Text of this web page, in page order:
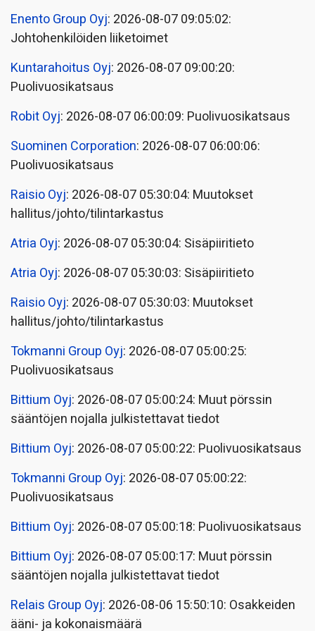
Enento Group Oyj: 2026-08-07 09:05:02:
Johtohenkilöiden liiketoimet
Kuntarahoitus Oyj: 2026-08-07 09:00:20:
Puolivuosikatsaus
Robit Oyj: 2026-08-07 06:00:09: Puolivuosikatsaus
Suominen Corporation: 2026-08-07 06:00:06:
Puolivuosikatsaus
Raisio Oyj: 2026-08-07 05:30:04: Muutokset
hallitus/johto/tilintarkastus
Atria Oyj: 2026-08-07 05:30:04: Sisäpiiritieto
Atria Oyj: 2026-08-07 05:30:03: Sisäpiiritieto
Raisio Oyj: 2026-08-07 05:30:03: Muutokset
hallitus/johto/tilintarkastus
Tokmanni Group Oyj: 2026-08-07 05:00:25:
Puolivuosikatsaus
Bittium Oyj: 2026-08-07 05:00:24: Muut pörssin
sääntöjen nojalla julkistettavat tiedot
Bittium Oyj: 2026-08-07 05:00:22: Puolivuosikatsaus
Tokmanni Group Oyj: 2026-08-07 05:00:22:
Puolivuosikatsaus
Bittium Oyj: 2026-08-07 05:00:18: Puolivuosikatsaus
Bittium Oyj: 2026-08-07 05:00:17: Muut pörssin
sääntöjen nojalla julkistettavat tiedot
Relais Group Oyj: 2026-08-06 15:50:10: Osakkeiden
ääni- ja kokonaismäärä